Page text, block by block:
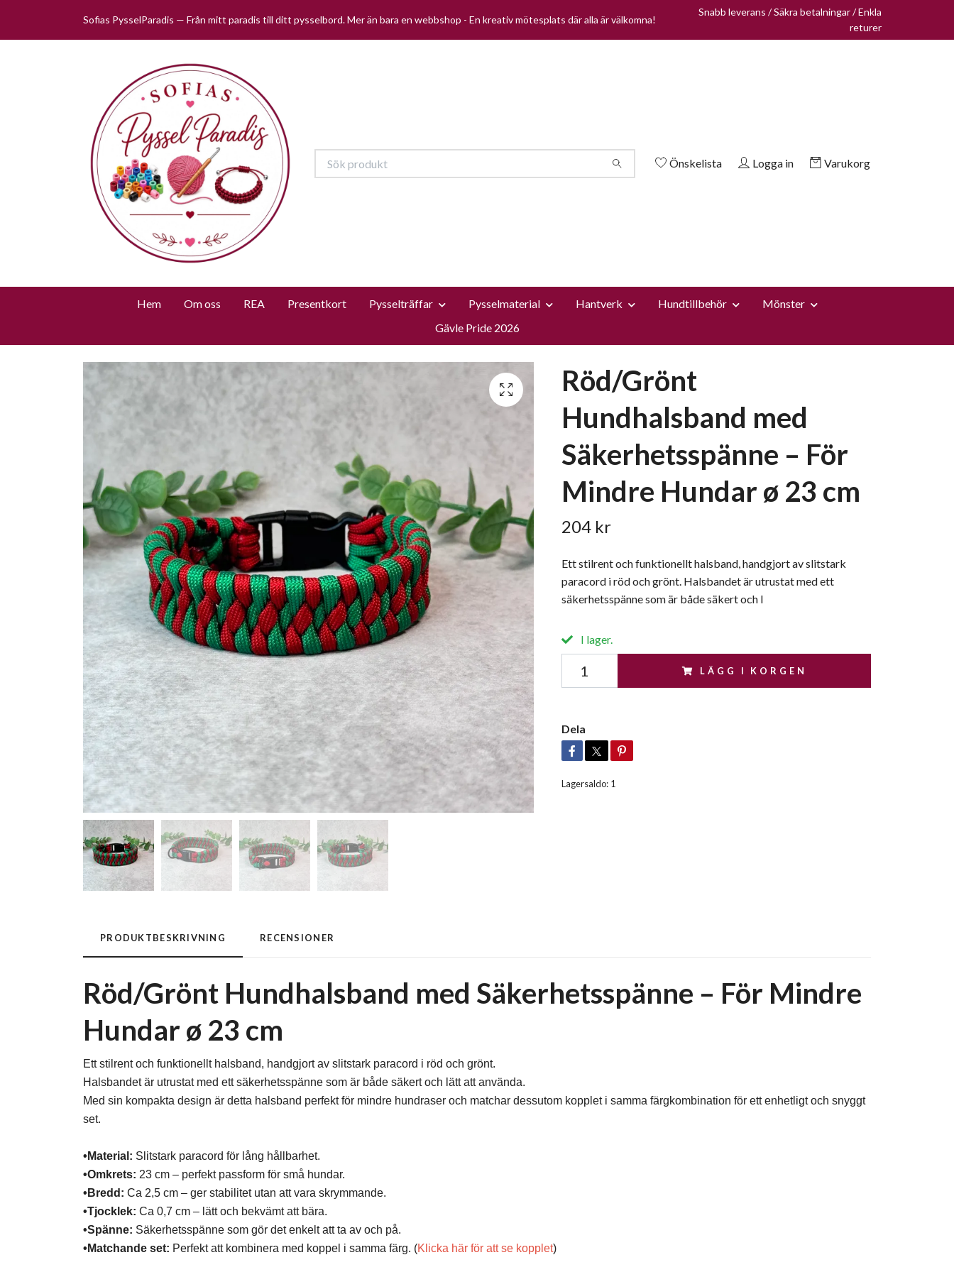
Sofias PysselParadis — Från mitt paradis till ditt pysselbord. Mer än bara en webbshop - En kreativ mötesplats där alla är välkomna!
Snabb leverans / Säkra betalningar / Enkla
returer
Önskelista Logga in Varukorg
Hem Om oss REA Presentkort Pysselträffar Pysselmaterial Hantverk Hundtillbehör
Mönster
Gävle Pride 2026
Röd/Grönt
Hundhalsband med
Säkerhetsspänne – För
Mindre Hundar ø 23 cm
204 kr
Ett stilrent och funktionellt halsband, handgjort av slitstark
paracord i röd och grönt. Halsbandet är utrustat med ett
säkerhetsspänne som är både säkert och l
I lager.
LÄGG I KORGEN
Dela
Lagersaldo: 1
PRODUKTBESKRIVNING RECENSIONER
Röd/Grönt Hundhalsband med Säkerhetsspänne – För Mindre
Hundar ø 23 cm
Ett stilrent och funktionellt halsband, handgjort av slitstark paracord i röd och grönt.
Halsbandet är utrustat med ett säkerhetsspänne som är både säkert och lätt att använda.
Med sin kompakta design är detta halsband perfekt för mindre hundraser och matchar dessutom kopplet i samma färgkombination för ett enhetligt och snyggt
set.
•Material: Slitstark paracord för lång hållbarhet.
•Omkrets: 23 cm – perfekt passform för små hundar.
•Bredd: Ca 2,5 cm – ger stabilitet utan att vara skrymmande.
•Tjocklek: Ca 0,7 cm – lätt och bekvämt att bära.
•Spänne: Säkerhetsspänne som gör det enkelt att ta av och på.
•Matchande set: Perfekt att kombinera med koppel i samma färg. (Klicka här för att se kopplet)